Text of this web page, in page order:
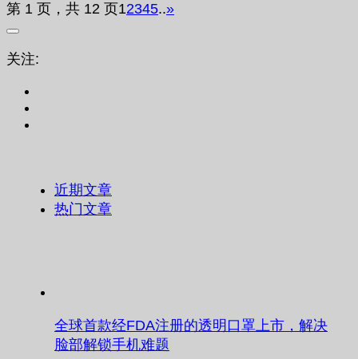
第 1 页，共 12 页12345..»
关注:
近期文章
热门文章
全球首款经FDA注册的透明口罩上市，解决
脸部解锁手机难题